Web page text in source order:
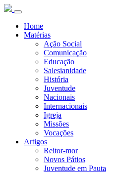
Home
Matérias
Ação Social
Comunicação
Educação
Salesianidade
História
Juventude
Nacionais
Internacionais
Igreja
Missões
Vocações
Artigos
Reitor-mor
Novos Pátios
Juventude em Pauta